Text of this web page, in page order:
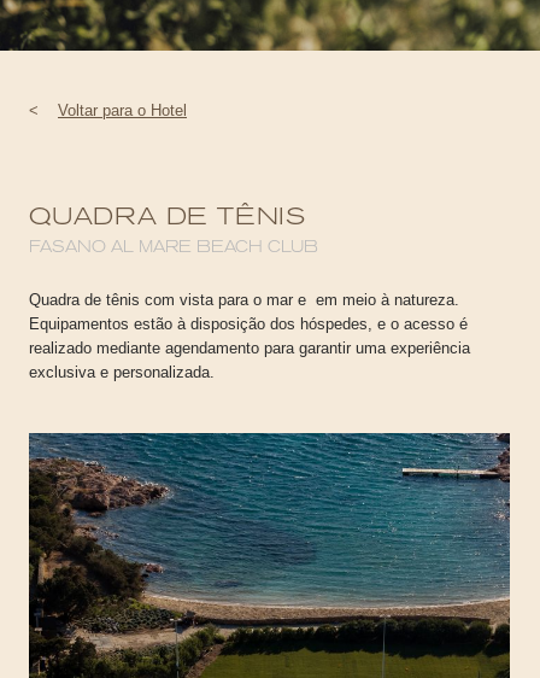
< Voltar para o Hotel
QUADRA DE TÊNIS
FASANO AL MARE BEACH CLUB
Quadra de tênis com vista para o mar e em meio à natureza.
Equipamentos estão à disposição dos hóspedes, e o acesso é
realizado mediante agendamento para garantir uma experiência
exclusiva e personalizada.